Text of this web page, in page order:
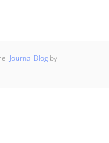
Journal Blog by